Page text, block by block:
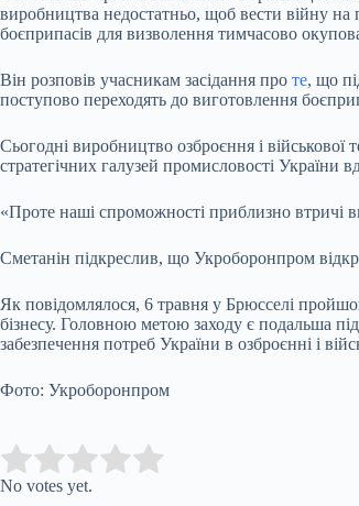
виробництва недостатньо, щоб вести війну
боєприпасів для визволення тимчасово
Він розповів учасникам засідання про те, що
поступово переходять до виготовлення
Сьогодні виробництво озброєння і
стратегічних галузей промисловості України
«Проте наші спроможності приблизно втричі
Сметанін підкреслив, що Укроборонпром
Як повідомлялося, 6 травня у Брюсселі
бізнесу. Головною метою заходу є подальша
забезпечення потреб України в озброєнні і
Фото: Укроборонпром
Rate this item:
No votes yet.